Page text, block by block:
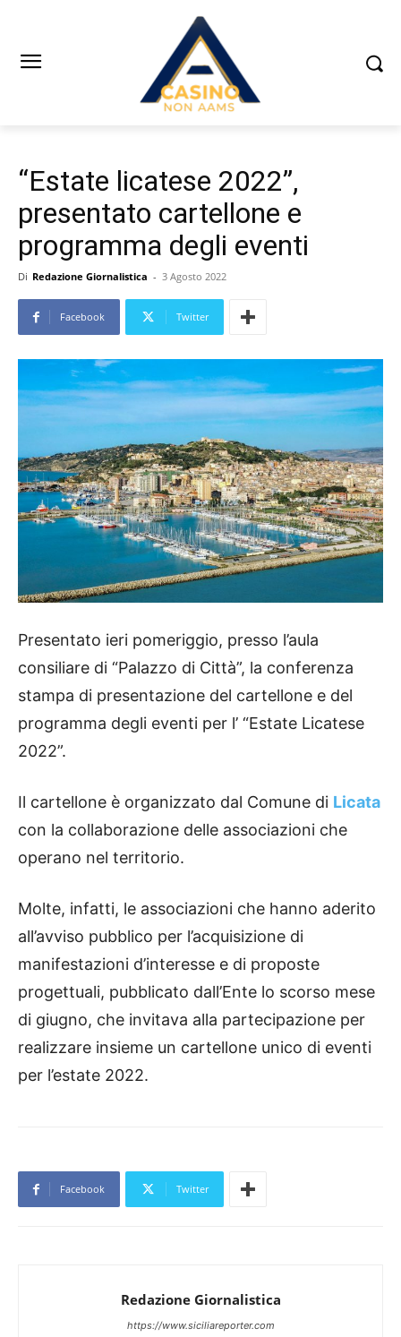
“Estate licatese 2022”,
presentato cartellone e
programma degli eventi
Di Redazione Giornalistica - 3 Agosto 2022
Facebook Twitter
Presentato ieri pomeriggio, presso l’aula
consiliare di “Palazzo di Città”, la conferenza
stampa di presentazione del cartellone e del
programma degli eventi per l’ “Estate Licatese
2022”.
Il cartellone è organizzato dal Comune di Licata
con la collaborazione delle associazioni che
operano nel territorio.
Molte, infatti, le associazioni che hanno aderito
all’avviso pubblico per l’acquisizione di
manifestazioni d’interesse e di proposte
progettuali, pubblicato dall’Ente lo scorso mese
di giugno, che invitava alla partecipazione per
realizzare insieme un cartellone unico di eventi
per l’estate 2022.
Facebook Twitter
Redazione Giornalistica
https://www.siciliareporter.com